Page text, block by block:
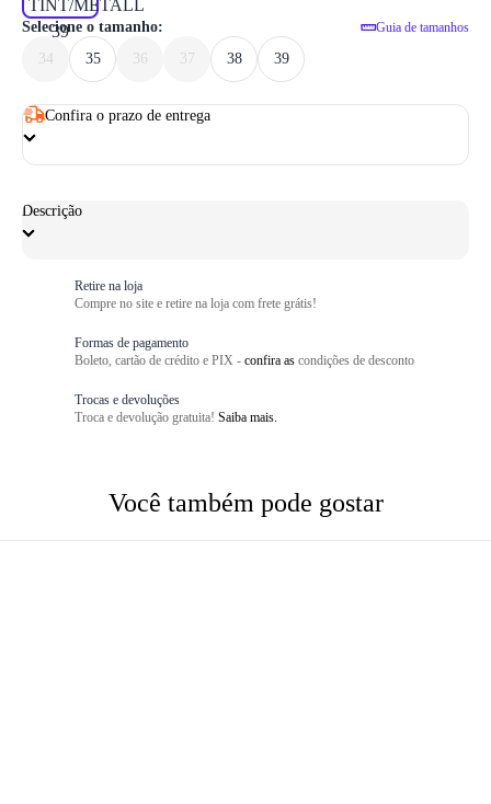
Selecione o tamanho: Guia de tamanhos
34 35 36 37 38 39
Confira o prazo de entrega
Descrição
Retire na loja
Compre no site e retire na loja com frete grátis!
Formas de pagamento
Boleto, cartão de crédito e PIX - confira as condições de desconto
Trocas e devoluções
Troca e devolução gratuita! Saiba mais.
Você também pode gostar